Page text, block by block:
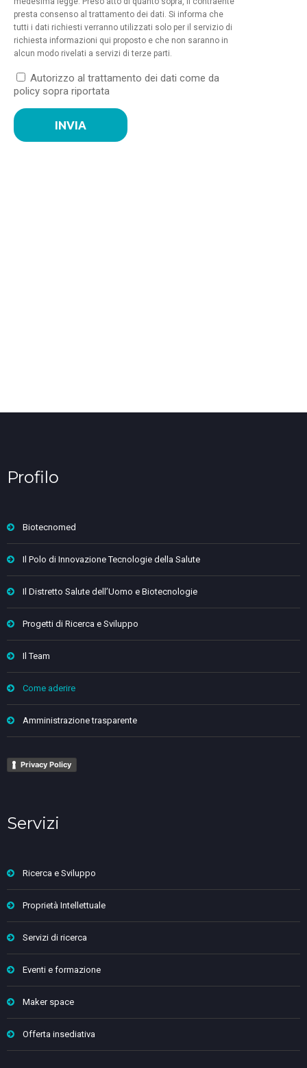
presta consenso al trattamento dei dati. Si informa che
tutti i dati richiesti verranno utilizzati solo per il servizio di
richiesta informazioni qui proposto e che non saranno in
alcun modo rivelati a servizi di terze parti.
Autorizzo al trattamento dei dati come da
policy sopra riportata
INVIA
Profilo
Biotecnomed
Il Polo di Innovazione Tecnologie della Salute
Il Distretto Salute dell’Uomo e Biotecnologie
Progetti di Ricerca e Sviluppo
Il Team
Come aderire
Amministrazione trasparente
Privacy Policy
Servizi
Ricerca e Sviluppo
Proprietà Intellettuale
Servizi di ricerca
Eventi e formazione
Maker space
Offerta insediativa